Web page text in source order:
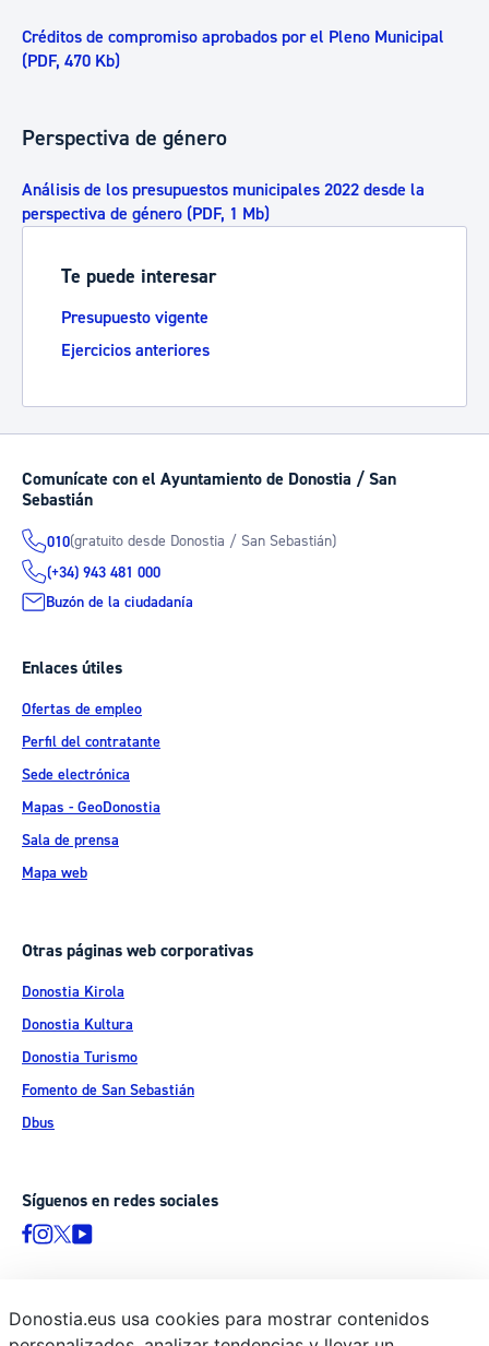
Créditos de compromiso aprobados por el Pleno Municipal
(PDF, 470 Kb)
Perspectiva de género
Análisis de los presupuestos municipales 2022 desde la
perspectiva de género (PDF, 1 Mb)
Te puede interesar
Presupuesto vigente
Ejercicios anteriores
Comunícate con el Ayuntamiento de Donostia / San
Sebastián
010(gratuito desde Donostia / San Sebastián)
(+34) 943 481 000
Buzón de la ciudadanía
Enlaces útiles
Ofertas de empleo
Perfil del contratante
Sede electrónica
Mapas - GeoDonostia
Sala de prensa
Mapa web
Otras páginas web corporativas
Donostia Kirola
Donostia Kultura
Donostia Turismo
Fomento de San Sebastián
Dbus
Síguenos en redes sociales
© Donostiako Udala - Ayuntamiento de Donostia / San Sebastián
Donostia.eus usa cookies para mostrar contenidos